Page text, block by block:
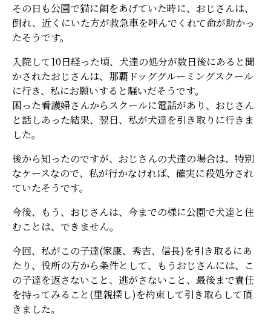
その日も公園で猫に餌をあげていた時に、おじさんは、
倒れ、近くにいた方が救急車を呼んでくれて命が助かっ
たそうです。
入院して10日経った頃、犬達の処分が数日後にあると聞
かされたおじさんは、那覇ドッググルーミングスクール
に行き、私にお願いすると騒いだそうです。
困った看護婦さんからスクールに電話があり、おじさん
と話しあった結果、翌日、私が犬達を引き取りに行きま
した。
後から知ったのですが、おじさんの犬達の場合は、特別
なケースなので、私が行かなければ、確実に殺処分され
ていたそうです。
今後、もう、おじさんは、今までの様に公園で犬達と住
むことは、できません。
今回、私がこの子達(家康、秀吉、信長)を引き取るにあ
たり、役所の方から条件として、もうおじさんには、こ
の子達を返さないこと、逃がさないこと、最後まで責任
を持ってみること(里親探し)を約束して引き取らして頂
きました。